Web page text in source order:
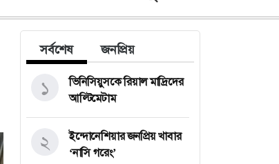
সর্বশেষ জনপ্রিয়
ভিনিসিয়ুসকে রিয়াল মাদ্রিদের
আল্টিমেটাম
১
ইন্দোনেশিয়ার জনপ্রিয় খাবার
‘নাসি গরেং’
২